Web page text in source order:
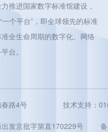
推进国家数字标准馆建设，
一个平台”，即全球领先的标准
全生命周期的数字化、网络
台。
路4号 技术支持：
发京批字第直170229号